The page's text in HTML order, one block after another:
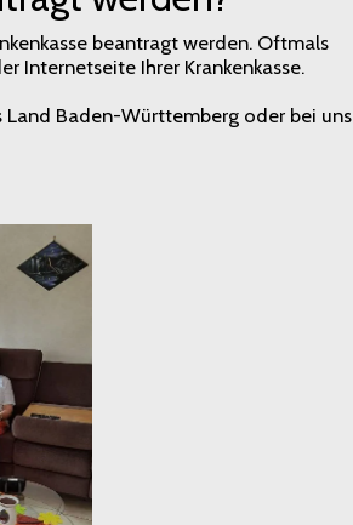
beantragt werden. Oftmals
Internetseite Ihrer Krankenkasse.
Land Baden-Württemberg oder bei uns